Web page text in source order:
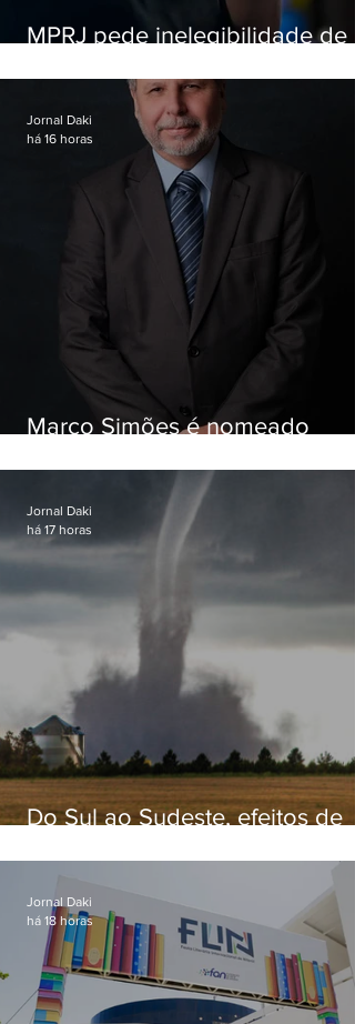
MPRJ pede inelegibilidade de
Marco Simões é nomeado
Jornal Daki
há 16 horas
Do Sul ao Sudeste, efeitos de
apreensão na população
Jornal Daki
há 17 horas
Jornal Daki
há 18 horas